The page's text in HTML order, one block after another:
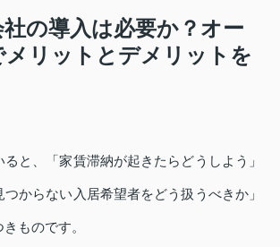
の導入は必要か？オー
メリットとデメリットを
と、「家賃滞納が起きたらどうしよう」
つからない入居希望者をどう扱うべきか」
ものです。